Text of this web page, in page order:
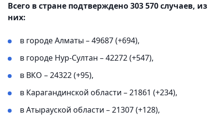
Всего в стране подтверждено 303 570 случаев, из
них:
в городе Алматы – 49687 (+694),
в городе Нур-Султан – 42272 (+547),
в ВКО – 24322 (+95),
в Карагандинской области – 21861 (+234),
в Атырауской области – 21307 (+128),